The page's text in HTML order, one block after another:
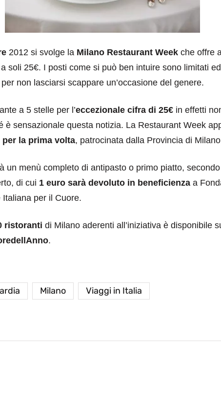
2012 si svolge la Milano Restaurant Week che offre
soli 25€. I posti come si può ben intuire sono limitati
non lasciarsi scappare un’occasione del genere.
a 5 stelle per l’eccezionale cifra di 25€ in effetti
è sensazionale questa notizia. La Restaurant Week
per la prima volta, patrocinata dalla Provincia di
un menù completo di antipasto o primo piatto,
di cui 1 euro sarà devoluto in beneficienza a
per il Cuore.
ristoranti di Milano aderenti all’iniziativa è disponibile
.
Milano Viaggi in Italia